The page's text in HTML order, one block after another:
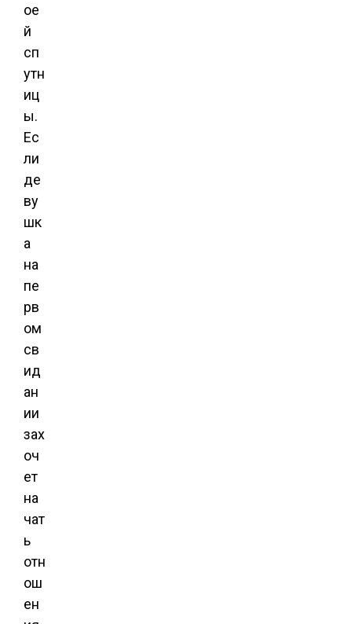
ое
й
сп
утн
иц
ы.
Ес
ли
де
ву
шк
а
на
пе
рв
ом
св
ид
ан
ии
зах
оч
ет
на
чат
ь
отн
ош
ен